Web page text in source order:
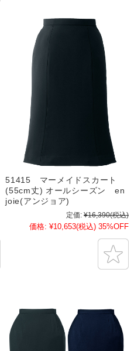
51415 マーメイドスカート
(55cm丈) オールシーズン en
joie(アンジョア)
定価: ¥16,390(税込)
価格: ¥10,653(税込) 35%OFF